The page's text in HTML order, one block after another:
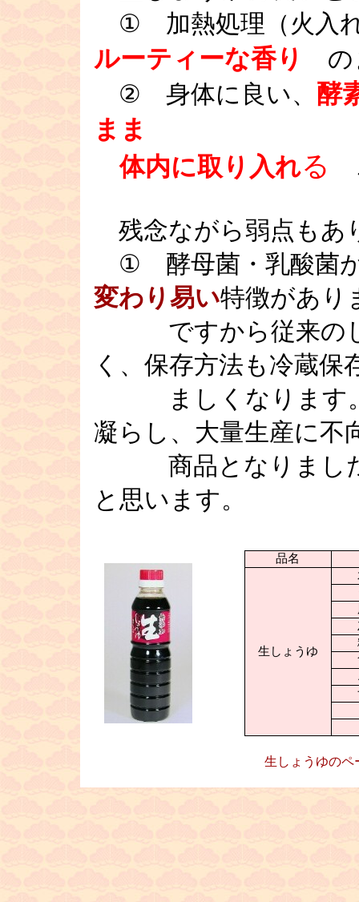
① 加熱処理（火入れ
ルーティーな香り
の
② 身体に良い、 酵
まま
体内に取り入れる
残念ながら弱点もあ
① 酵母菌・乳酸菌
変わり易い特徴があり
ですから従来のし
く、保存方法も冷蔵保
ましくなります。
凝らし、大量生産に不
商品となりました
と思います。
品名
生しょうゆ
生しょうゆのペ